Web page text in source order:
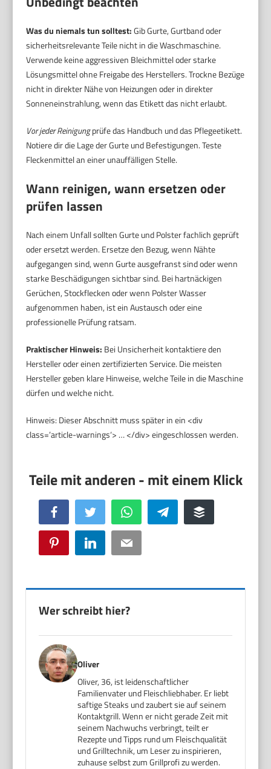
Was du niemals tun solltest:Gib Gurte, Gurtband oder
sicherheitsrelevante Teile nicht in die Waschmaschine.
Verwende keine aggressiven Bleichmittel oder starke
Lösungsmittel ohne Freigabe des Herstellers. Trockne Bezüge
nicht in direkter Nähe von Heizungen oder in direkter
Sonneneinstrahlung, wenn das Etikett das nicht erlaubt.
Vor jeder Reinigungprüfe das Handbuch und das Pflegeetikett.
Notiere dir die Lage der Gurte und Befestigungen. Teste
Fleckenmittel an einer unauffälligen Stelle.
Wann reinigen, wann ersetzen oder
prüfen lassen
Nach einem Unfall sollten Gurte und Polster fachlich geprüft
oder ersetzt werden. Ersetze den Bezug, wenn Nähte
aufgegangen sind, wenn Gurte ausgefranst sind oder wenn
starke Beschädigungen sichtbar sind. Bei hartnäckigen
Gerüchen, Stockflecken oder wenn Polster Wasser
aufgenommen haben, ist ein Austausch oder eine
professionelle Prüfung ratsam.
Praktischer Hinweis: Bei Unsicherheit kontaktiere den
Hersteller oder einen zertifizierten Service. Die meisten
Hersteller geben klare Hinweise, welche Teile in die Maschine
dürfen und welche nicht.
Hinweis: Dieser Abschnitt muss später in ein <div
class=’article-warnings‘> … </div> eingeschlossen werden.
Facebook Twitter WhatsApp Telegram Buffer
Pinterest LinkedIn Email
Wer schreibt hier?
Oliver
Oliver, 36, ist leidenschaftlicher
Familienvater und Fleischliebhaber. Er liebt
saftige Steaks und zaubert sie auf seinem
Kontaktgrill. Wenn er nicht gerade Zeit mit
seinem Nachwuchs verbringt, teilt er
Rezepte und Tipps rund um Fleischqualität
und Grilltechnik, um Leser zu inspirieren,
zuhause selbst zum Grillprofi zu werden.